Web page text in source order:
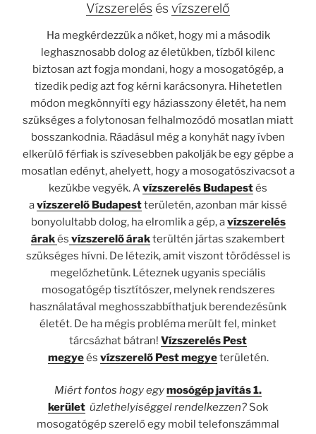
Vízszerelés ésvízszerelő
Ha megkérdezzük a nőket, hogy mi a második
leghasznosabb dolog az életükben, tízből kilenc
biztosan azt fogja mondani, hogy a mosogatógép, a
tizedik pedig azt fog kérni karácsonyra. Hihetetlen
módon megkönnyíti egy háziasszony életét, ha nem
szükséges a folytonosan felhalmozódó mosatlan miatt
bosszankodnia. Ráadásul még a konyhát nagy ívben
elkerülő férfiak is szívesebben pakolják be egy gépbe a
mosatlan edényt, ahelyett, hogy a mosogatószivacsot a
kezükbe vegyék. Avízszerelés Budapestés
avízszerelő Budapestterületén, azonban már kissé
bonyolultabb dolog, ha elromlik a gép, avízszerelés
árakés vízszerelő árakterültén jártas szakembert
szükséges hívni. De létezik, amit viszont törődéssel is
megelőzhetünk. Léteznek ugyanis speciális
mosogatógép tisztítószer, melynek rendszeres
használatával meghosszabbíthatjuk berendezésünk
életét. De ha mégis probléma merült fel, minket
tárcsázhat bátran! Vízszerelés Pest
megyeés vízszerelő Pest megyeterületén.
Miért fontos hogy egymosógép javítás 1.
kerület üzlethelyiséggel rendelkezzen? Sok
mosogatógép szerelő egy mobil telefonszámmal